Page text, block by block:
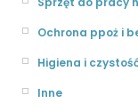
Ochrona ppoż i
Higiena i
Inne